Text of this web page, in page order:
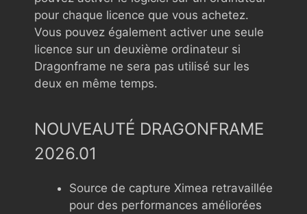
pour chaque licence que vous achetez.
Vous pouvez également activer une seule
licence sur un deuxième ordinateur si
Dragonframe ne sera pas utilisé sur les
deux en même temps.
NOUVEAUTÉ DRAGONFRAME
2026.01
Source de capture Ximea retravaillée
pour des performances améliorées